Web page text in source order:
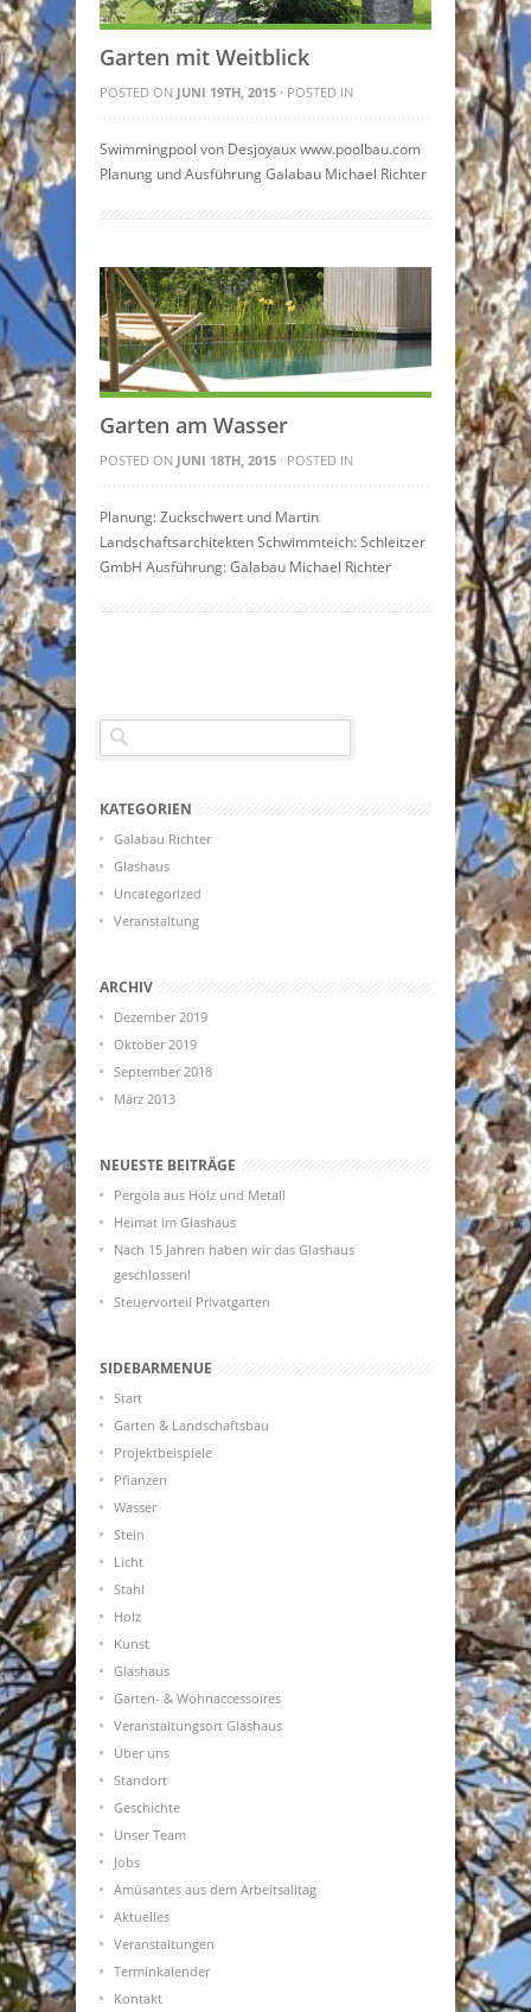
Garten mit Weitblick
POSTED ON JUNI 19TH, 2015 · POSTED IN
Swimmingpool von Desjoyaux www.poolbau.com
Planung und Ausführung Galabau Michael Richter
Garten am Wasser
POSTED ON JUNI 18TH, 2015 · POSTED IN
Planung: Zuckschwert und Martin
Landschaftsarchitekten Schwimmteich: Schleitzer
GmbH Ausführung: Galabau Michael Richter
KATEGORIEN
Galabau Richter
Glashaus
Uncategorized
Veranstaltung
ARCHIV
Dezember 2019
Oktober 2019
September 2018
März 2013
NEUESTE BEITRÄGE
Pergola aus Holz und Metall
Heimat im Glashaus
Nach 15 Jahren haben wir das Glashaus
geschlossen!
Steuervorteil Privatgarten
SIDEBARMENUE
Start
Garten & Landschaftsbau
Projektbeispiele
Pflanzen
Wasser
Stein
Licht
Stahl
Holz
Kunst
Glashaus
Garten- & Wohnaccessoires
Veranstaltungsort Glashaus
Über uns
Standort
Geschichte
Unser Team
Jobs
Amüsantes aus dem Arbeitsalltag
Aktuelles
Veranstaltungen
Terminkalender
Kontakt